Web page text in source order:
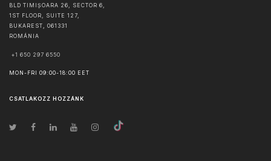
BLD TIMIȘOARA 26, SECTOR 6,
1ST FLOOR, SUITE 127,
BUKAREST
061331
ROMÁNIA
+1 650 297 6550
MON-FRI 09:00-18:00 EET
CSATLAKOZZ HOZZÁNK